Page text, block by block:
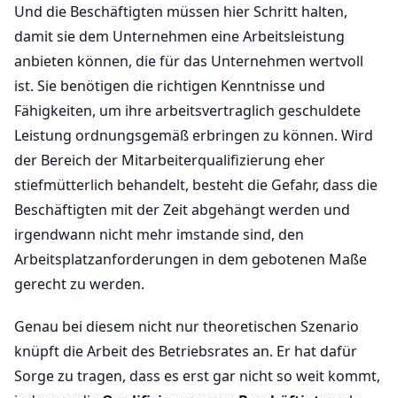
Und die Beschäftigten müssen hier Schritt halten,
damit sie dem Unternehmen eine Arbeitsleistung
anbieten können, die für das Unternehmen wertvoll
ist. Sie benötigen die richtigen Kenntnisse und
Fähigkeiten, um ihre arbeitsvertraglich geschuldete
Leistung ordnungsgemäß erbringen zu können. Wird
der Bereich der Mitarbeiterqualifizierung eher
stiefmütterlich behandelt, besteht die Gefahr, dass die
Beschäftigten mit der Zeit abgehängt werden und
irgendwann nicht mehr imstande sind, den
Arbeitsplatzanforderungen in dem gebotenen Maße
gerecht zu werden.
Genau bei diesem nicht nur theoretischen Szenario
knüpft die Arbeit des Betriebsrates an. Er hat dafür
Sorge zu tragen, dass es erst gar nicht so weit kommt,